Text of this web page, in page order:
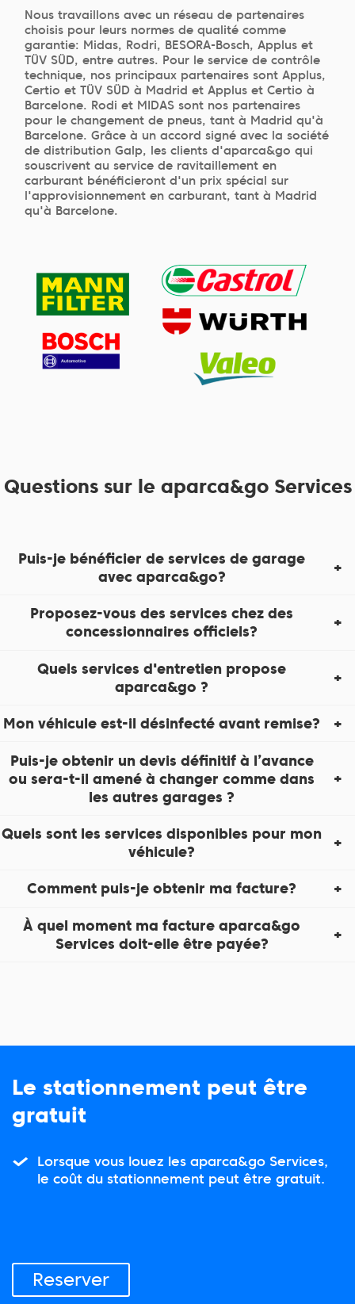
Nous travaillons avec un réseau de partenaires
choisis pour leurs normes de qualité comme
garantie: Midas, Rodri, BESORA-Bosch, Applus et
TÜV SÜD, entre autres. Pour le service de contrôle
technique, nos principaux partenaires sont Applus,
Certio et TÜV SÜD à Madrid et Applus et Certio à
Barcelone. Rodi et MIDAS sont nos partenaires
pour le changement de pneus, tant à Madrid qu'à
Barcelone. Grâce à un accord signé avec la société
de distribution Galp, les clients d'aparca&go qui
souscrivent au service de ravitaillement en
carburant bénéficieront d'un prix spécial sur
l'approvisionnement en carburant, tant à Madrid
qu'à Barcelone.
Questions sur le aparca&go Services
Puis-je bénéficier de services de garage
avec aparca&go?
Proposez-vous des services chez des
concessionnaires officiels?
Quels services d'entretien propose
aparca&go ?
Mon véhicule est-il désinfecté avant remise?
Puis-je obtenir un devis définitif à l’avance
ou sera-t-il amené à changer comme dans
les autres garages ?
Quels sont les services disponibles pour mon
véhicule?
Comment puis-je obtenir ma facture?
À quel moment ma facture aparca&go
Services doit-elle être payée?
Le stationnement peut être
gratuit
Lorsque vous louez les aparca&go Services,
le coût du stationnement peut être gratuit.
Reserver